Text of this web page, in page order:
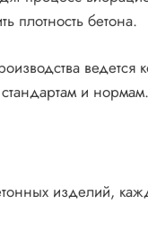
плотность бетона.
ведется
и нормам.
изделий,